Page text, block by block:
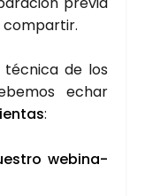
com­par­tir.
de los
echar
:
webi­na­